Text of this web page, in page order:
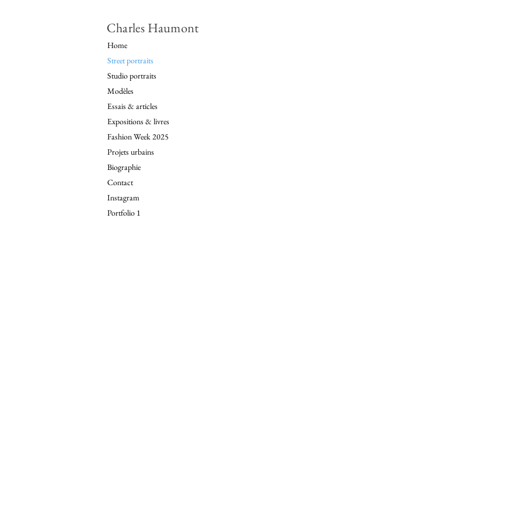
Charles Haumont
Home
Street portraits
Studio portraits
Modèles
Essais & articles
Expositions & livres
Fashion Week 2025
Projets urbains
Biographie
Contact
Instagram
Portfolio 1